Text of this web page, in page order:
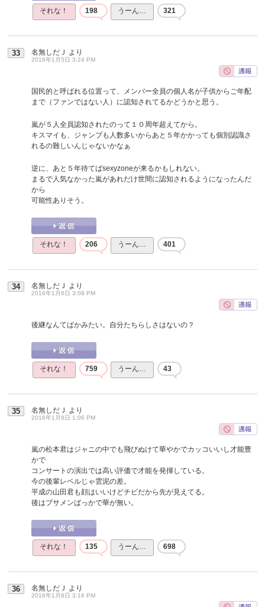
それな！ 198 うーん… 321
33 名無しだＪ より
2016年1月5日 3:24 PM
国民的と呼ばれる位置って、メンバー全員の個人名が子供からご年配
まで（ファンではない人）に認知されてるかどうかと思う。
嵐が５人全員認知されたのって１０周年超えてから。
キスマイも、ジャンプも人数多いからあと５年かかっても個別認識さ
れるの難しいんじゃないかなぁ
逆に、あと５年待てばsexyzoneが来るかもしれない。
まるで人気なかった嵐があれだけ世間に認知されるようになったんだ
から
可能性ありそう。
それな！ 206 うーん… 401
34 名無しだＪ より
2016年1月6日 3:08 PM
後継なんてばかみたい。自分たちらしさはないの？
それな！ 759 うーん… 43
35 名無しだＪ より
2016年1月8日 1:06 PM
嵐の松本君はジャニの中でも飛びぬけて華やかでカッコいいし才能豊
かで
コンサートの演出では高い評価で才能を発揮している。
今の後輩レベルじゃ雲泥の差。
平成の山田君も顔はいいけどチビだから先が見えてる。
後はブサメンばっかで華が無い。
それな！ 135 うーん… 698
36 名無しだＪ より
2016年1月8日 3:16 PM